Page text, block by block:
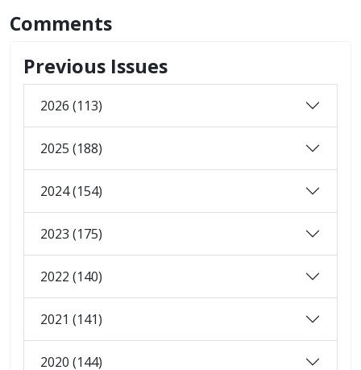
Comments
Previous Issues
2026 (113)
2025 (188)
2024 (154)
2023 (175)
2022 (140)
2021 (141)
2020 (144)